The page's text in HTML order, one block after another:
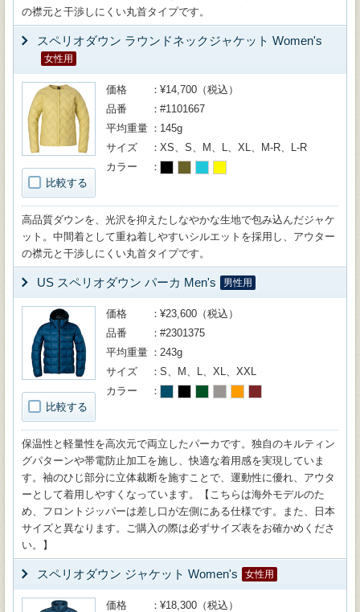
の襟元と干渉しにくい丸首タイプです。
スペリオダウン ラウンドネックジャケット Women's
女性用
比較する
価格
¥14,700（税込）
品番
#1101667
平均重量
145g
サイズ
XS、S、M、L、XL、M-R、L-R
カラー
高品質ダウンを、光沢を抑えたしなやかな生地で包み込んだジャケ
ット。中間着として重ね着しやすいシルエットを採用し、アウター
の襟元と干渉しにくい丸首タイプです。
US スペリオダウン パーカ Men's 男性用
比較する
価格
¥23,600（税込）
品番
#2301375
平均重量
243g
サイズ
S、M、L、XL、XXL
カラー
保温性と軽量性を高次元で両立したパーカです。独自のキルティン
グパターンや帯電防止加工を施し、快適な着用感を実現していま
す。袖のひじ部分に立体裁断を施すことで、運動性に優れ、アウタ
ーとして着用しやすくなっています。【こちらは海外モデルのた
め、フロントジッパーは差し口が左側にある仕様です。また、日本
サイズと異なります。ご購入の際は必ずサイズ表をお確かめくださ
い。】
スペリオダウン ジャケット Women's 女性用
価格
¥18,300（税込）